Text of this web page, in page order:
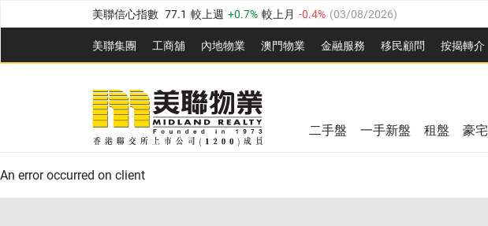
美聯信心指數 77.1 較上週 0.7% 較上月 -0.4% (03/08/2026)
全港樓價指數 149.1 較上週 0% 較上月 0.4% (03/08/2026)
港島樓價指數 157.4 較上週 -0.3% 較上月 -0.8% (03/08/2026)
九龍樓價指數 156.4 較上週 -0.1%
新界樓價指數 134.8 較上週 0.1% 0.9% 03/08/2026
美聯信心指數 77.1 較上週 0.7% 較上月
美聯集團 工商舖 內地物業 澳門物業 金融服務 移民顧問 按揭轉介
全港樓價指數 149.1 較上週 0% 較上月
二手盤 一手新盤 租盤 豪宅
An error occurred on client